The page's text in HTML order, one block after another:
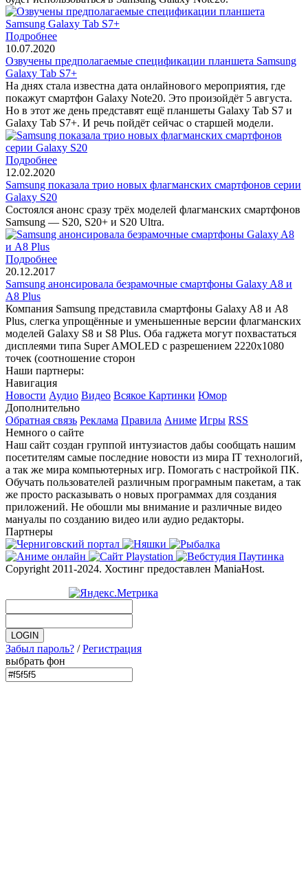
Подробнее
10.07.2020
Озвучены предполагаемые спецификации планшета Samsung
Galaxy Tab S7+
На днях стала известна дата онлайнового мероприятия, где
покажут смартфон Galaxy Note20. Это произойдёт 5 августа.
Но в этот же день представят ещё планшеты Galaxy Tab S7 и
Galaxy Tab S7+. И речь пойдёт сейчас о старшей модели.
Подробнее
12.02.2020
Samsung показала трио новых флагманских смартфонов серии
Galaxy S20
Состоялся анонс сразу трёх моделей флагманских смартфонов
Samsung — S20, S20+ и S20 Ultra.
Подробнее
20.12.2017
Samsung анонсировала безрамочные смартфоны Galaxy A8 и
A8 Plus
Компания Samsung представила смартфоны Galaxy A8 и A8
Plus, слегка упрощённые и уменьшенные версии флагманских
моделей Galaxy S8 и S8 Plus. Оба гаджета могут похвастаться
дисплеями типа Super AMOLED с разрешением 2220x1080
точек (соотношение сторон
Наши партнеры:
Навигация
Новости Аудио Видео Всякое Картинки Юмор
Дополнительно
Обратная связь Реклама Правила Аниме Игры RSS
Немного о сайте
Наш сайт создан группой интузиастов дабы сообщать нашим
посетителям самые последние новости из мира IT технологий,
а так же мира компьютерных игр. Помогать с настройкой ПК.
Обучать пользователей различным програмным пакетам, а так
же просто расказывать о новых программах для создания
приложений. Не обошли мы внимание и различные видео
мануалы по созданию видео или аудио редакторы.
Партнеры
Copyright 2011-2024. Хостинг предоставлен ManiaHost.
Забыл пароль? /Регистрация
выбрать фон